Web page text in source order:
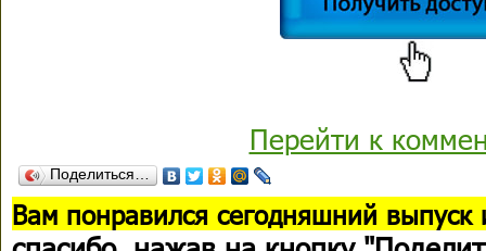
Перейти к
Поделиться…
Вам понравился сегодняшний выпуск